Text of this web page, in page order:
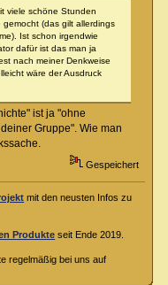
viele schöne Stunden
(das gilt allerdings
Ist schon irgendwie
dafür ist das man ja
nach meiner Denkweise
wäre der Ausdruck
ist ja "ohne
Gruppe". Wie man
Gespeichert
mit den neusten Infos zu
Produkte seit Ende 2019.
regelmäßig bei uns auf